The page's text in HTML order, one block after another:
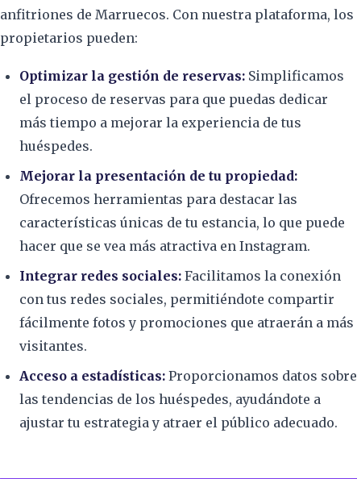
anfitriones de Marruecos. Con nuestra plataforma, los
propietarios pueden:
Optimizar la gestión de reservas: Simplificamos
el proceso de reservas para que puedas dedicar
más tiempo a mejorar la experiencia de tus
huéspedes.
Mejorar la presentación de tu propiedad:
Ofrecemos herramientas para destacar las
características únicas de tu estancia, lo que puede
hacer que se vea más atractiva en Instagram.
Integrar redes sociales: Facilitamos la conexión
con tus redes sociales, permitiéndote compartir
fácilmente fotos y promociones que atraerán a más
visitantes.
Acceso a estadísticas: Proporcionamos datos sobre
las tendencias de los huéspedes, ayudándote a
ajustar tu estrategia y atraer el público adecuado.